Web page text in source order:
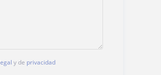
y de privacidad